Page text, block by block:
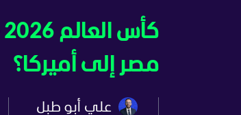
مصر إلى أميركا؟
علي أبو طبل